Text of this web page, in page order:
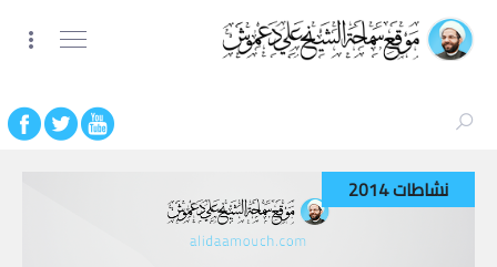
نشاطات 2014